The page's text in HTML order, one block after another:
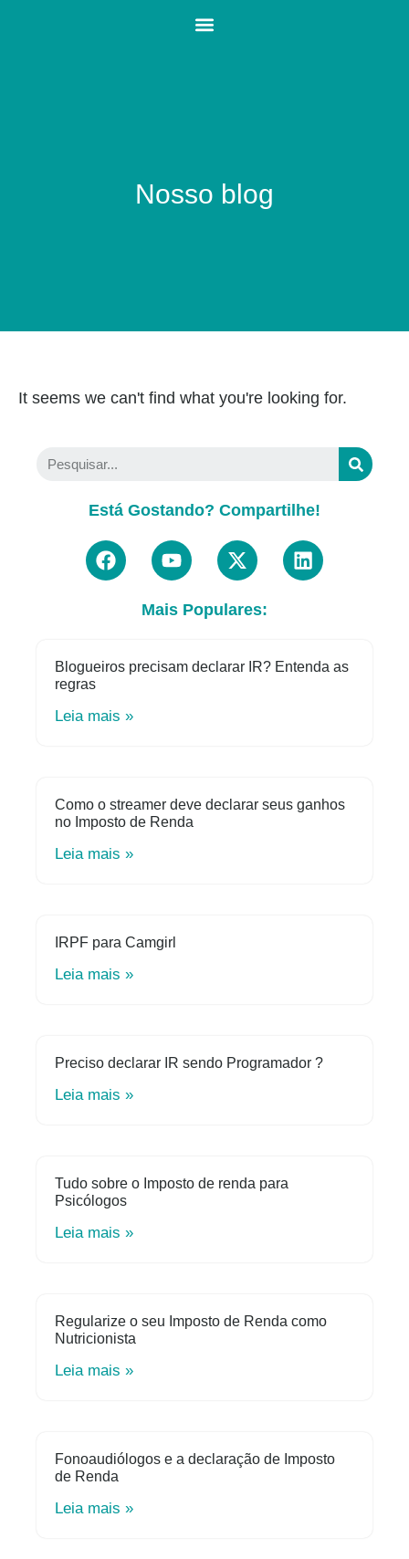
Nosso blog
It seems we can't find what you're looking for.
Está Gostando? Compartilhe!
Mais Populares:
Blogueiros precisam declarar IR? Entenda as
regras
Leia mais »
Como o streamer deve declarar seus ganhos
no Imposto de Renda
Leia mais »
IRPF para Camgirl
Leia mais »
Preciso declarar IR sendo Programador ?
Leia mais »
Tudo sobre o Imposto de renda para
Psicólogos
Leia mais »
Regularize o seu Imposto de Renda como
Nutricionista
Leia mais »
Fonoaudiólogos e a declaração de Imposto
de Renda
Leia mais »